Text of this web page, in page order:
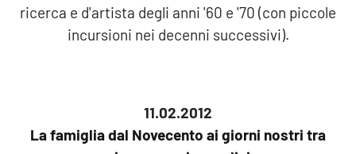
ricerca e d'artista degli anni '60 e '70 (con piccole
incursioni nei decenni successivi).
11.02.2012
La famiglia dal Novecento ai giorni nostri tra